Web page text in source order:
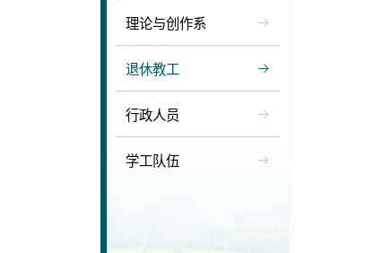
理论与创作系
退休教工
行政人员
学工队伍